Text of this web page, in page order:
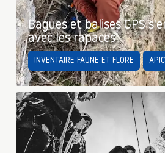
Bagues et balises GPS
avec les rapaces
INVENTAIRE FAUNE ET FLORE APIC